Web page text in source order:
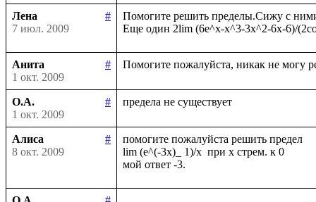
Лена
#
7 июл. 2009
Помогите решить пределы.Сижу с
Анита
#
1 окт. 2009
О.А.
#
1 окт. 2009
Алиса
#
8 окт. 2009
помогите пожалуйста решить предел
lim (e^(-3x)_ 1)/x  при х стрем. к 0